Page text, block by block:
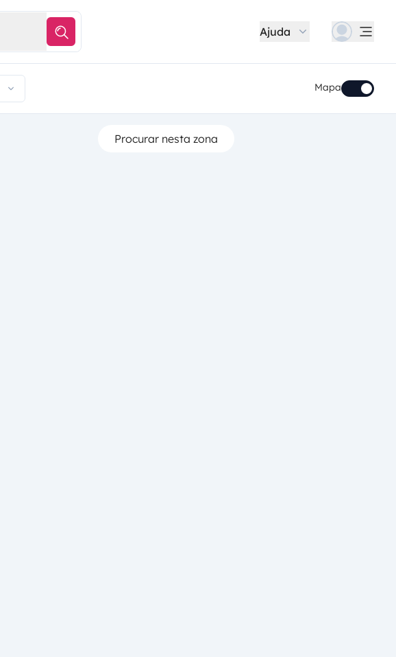
Ajuda
Mapa
Procurar nesta zona